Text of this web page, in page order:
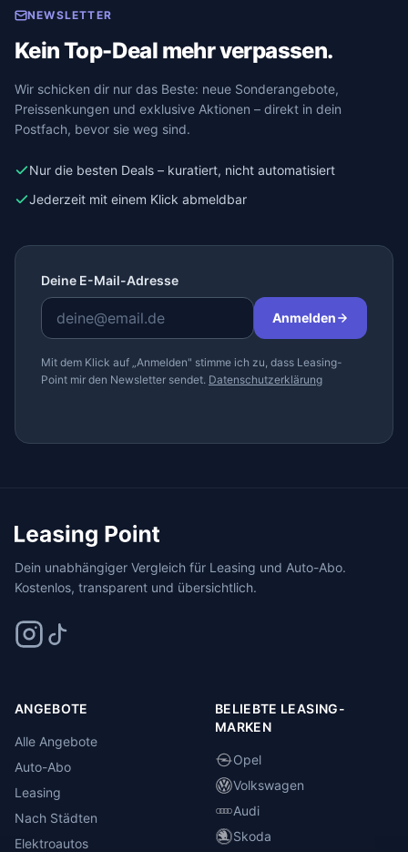
NEWSLETTER
Kein Top-Deal mehr verpassen.
Wir schicken dir nur das Beste: neue Sonderangebote,
Preissenkungen und exklusive Aktionen – direkt in dein
Postfach, bevor sie weg sind.
Nur die besten Deals – kuratiert, nicht automatisiert
Jederzeit mit einem Klick abmeldbar
Deine E-Mail-Adresse
Anmelden
Mit dem Klick auf „Anmelden" stimme ich zu, dass Leasing-
Point mir den Newsletter sendet. Datenschutzerklärung
Dein unabhängiger Vergleich für Leasing und Auto-Abo.
Kostenlos, transparent und übersichtlich.
ANGEBOTE
Alle Angebote
Auto-Abo
Leasing
Nach Städten
Elektroautos
BELIEBTE LEASING-
MARKEN
Opel
Volkswagen
Audi
Skoda